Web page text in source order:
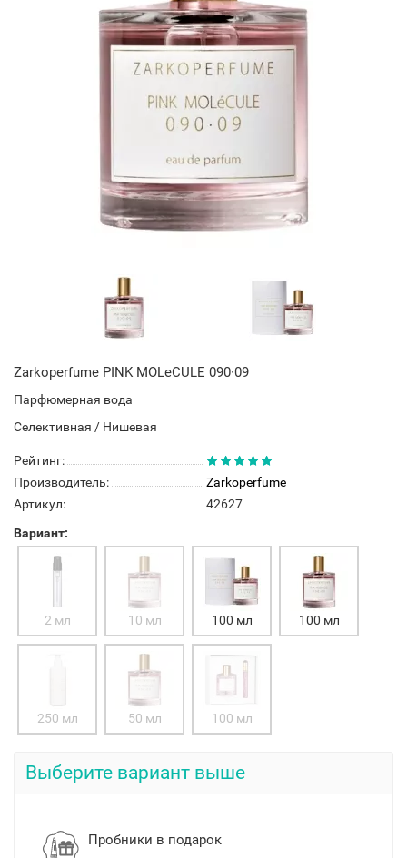
Zarkoperfume PINK MOLeCULE 090·09
Парфюмерная вода
Селективная / Нишевая
Рейтинг:
Производитель:
Zarkoperfume
Артикул:
42627
Вариант:
2 мл 10 мл 100 мл 100 мл
250 мл 50 мл 100 мл
Выберите вариант выше
Пробники в подарок